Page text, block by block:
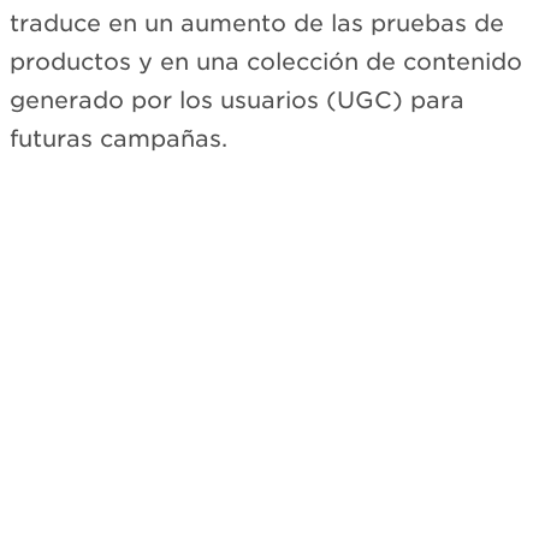
traduce en un aumento de las pruebas de
productos y en una colección de contenido
generado por los usuarios (UGC) para
futuras campañas.